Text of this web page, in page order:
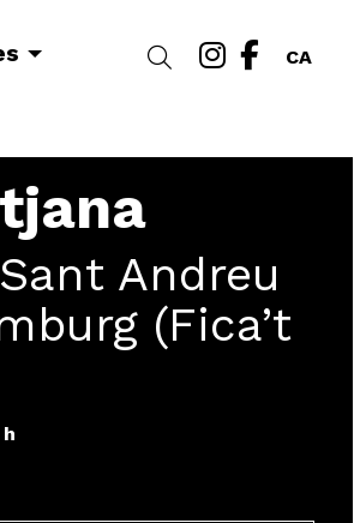
CA
Link a
Link
Cercar
Andreu
(Fica’t